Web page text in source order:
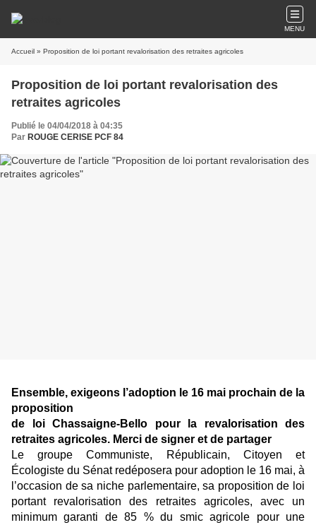
MENU
Accueil » Proposition de loi portant revalorisation des retraites agricoles
Proposition de loi portant revalorisation des
retraites agricoles
Publié le 04/04/2018 à 04:35
Par ROUGE CERISE PCF 84
Ensemble, exigeons l’adoption le 16 mai prochain de la
proposition
de loi Chassaigne-Bello pour la revalorisation des
retraites agricoles. Merci de signer et de partager
Le groupe Communiste, Républicain, Citoyen et
Écologiste du Sénat redéposera pour adoption le 16 mai, à
l’occasion de sa niche parlementaire, sa proposition de loi
portant revalorisation des retraites agricoles, avec un
minimum garanti de 85 % du smic agricole pour une